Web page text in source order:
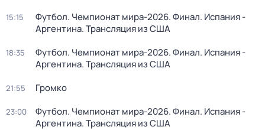
15:15
Футбол. Чемпионат мира-2026. Финал. Испания -
Аргентина. Трансляция из США
18:35
Футбол. Чемпионат мира-2026. Финал. Испания -
Аргентина. Трансляция из США
21:55 Громко
23:00
Футбол. Чемпионат мира-2026. Финал. Испания -
Аргентина. Трансляция из США